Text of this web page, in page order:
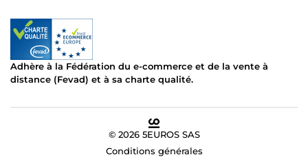
Adhère à la Fédération du e-commerce et de la vente à
distance (Fevad) et à sa charte qualité.
© 2026 5EUROS SAS
Conditions générales